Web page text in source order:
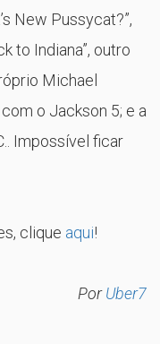
New Pussycat?”,
to Indiana”, outro
Michael
o Jackson 5; e a
Impossível ficar
clique aqui!
PorUber7